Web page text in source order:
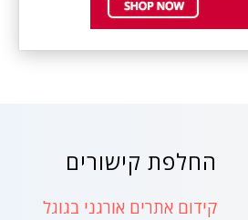
החלפת קישורים
קידום אתרים אורגני בגוגל